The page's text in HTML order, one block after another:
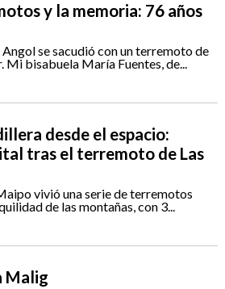
y la memoria: 76 años
se sacudió con un terremoto de
Mi bisabuela María Fuentes, de...
desde el espacio:
tras el terremoto de Las
vivió una serie de terremotos
de las montañas, con 3...
Malig